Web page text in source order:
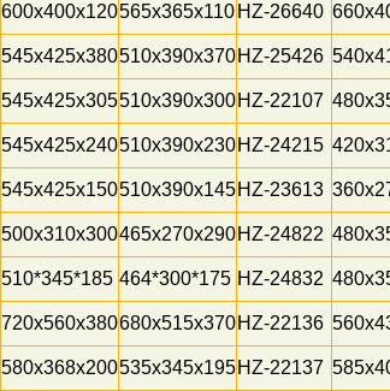
600x400x120565x365x110 HZ-26640
545x425x380510x390x370HZ-25426
545x425x305510x390x300HZ-22107
545x425x240510x390x230HZ-24215
545x425x150510x390x145HZ-23613
500x310x300465x270x290HZ-24822
510*345*185 464*300*175 HZ-24832
720x560x380680x515x370HZ-22136
580x368x200535x345x195HZ-22137